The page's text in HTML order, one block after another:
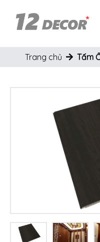
Trang chủ Tấm